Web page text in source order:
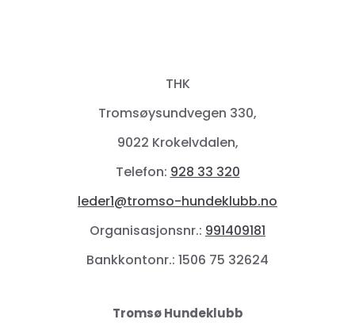
THK
Tromsøysundvegen 330,
9022 Krokelvdalen,
Telefon: 928 33 320
leder1@tromso-hundeklubb.no
Organisasjonsnr.: 991409181
Bankkontonr.: 1506 75 32624
Tromsø Hundeklubb